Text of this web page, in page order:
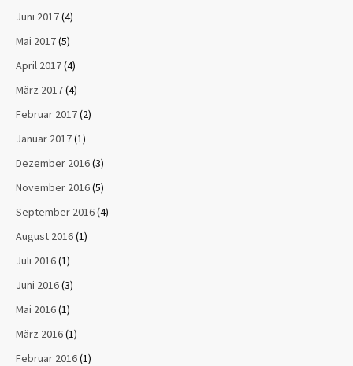
Juni 2017(4)
Mai 2017(5)
April 2017(4)
März 2017(4)
Februar 2017(2)
Januar 2017(1)
Dezember 2016(3)
November 2016(5)
September 2016(4)
August 2016(1)
Juli 2016(1)
Juni 2016(3)
Mai 2016(1)
März 2016(1)
Februar 2016(1)